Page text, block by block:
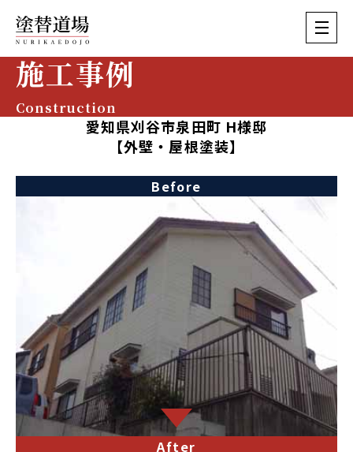
施工事例
Construction
愛知県刈谷市泉田町 H様邸
【外壁・屋根塗装】
Before
After